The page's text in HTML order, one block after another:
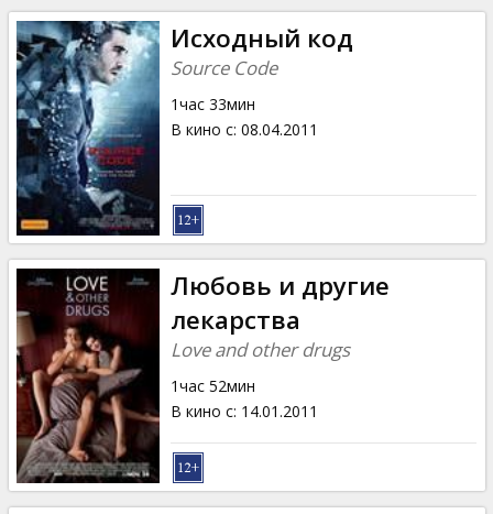
Исходный код
Source Code
1час 33мин
В кино с: 08.04.2011
Любовь и другие
лекарства
Love and other drugs
1час 52мин
В кино с: 14.01.2011